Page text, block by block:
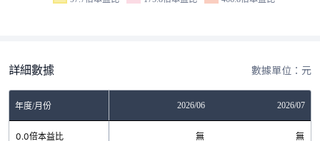
詳細數據 數據單位：元
年度/月份 2026/06 2026/07
0.0倍本益比 無 無